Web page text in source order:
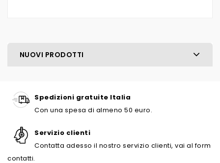
NUOVI PRODOTTI
Spedizioni gratuite Italia
Con una spesa di almeno 50 euro.
Servizio clienti
Contatta adesso il nostro servizio clienti, vai al form
contatti.